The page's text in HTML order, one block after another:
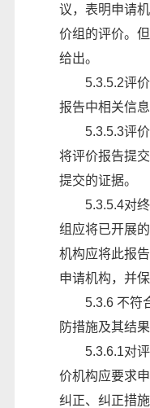
议，表明申请
价组的评价。
给出。
5.3.5.2评
报告中相关信息
5.3.5.3评
将评价报告提
提交的证据。
5.3.5.4对
组应将已开展
机构应将此报
申请机构，并
5.3.6 不符
防措施及其结
5.3.6.1对
价机构应要求
纠正、纠正措